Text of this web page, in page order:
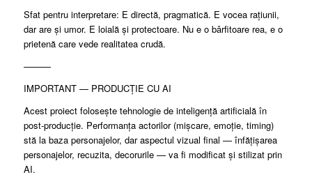
Sfat pentru interpretare: E directă, pragmatică. E vocea rațiunii,
dar are și umor. E loială și protectoare. Nu e o bârfitoare rea, e o
prietenă care vede realitatea crudă.
———
IMPORTANT — PRODUCȚIE CU AI
Acest proiect folosește tehnologie de inteligență artificială în
post-producție. Performanța actorilor (mișcare, emoție, timing)
stă la baza personajelor, dar aspectul vizual final — înfățișarea
personajelor, recuzita, decorurile — va fi modificat și stilizat prin
AI.